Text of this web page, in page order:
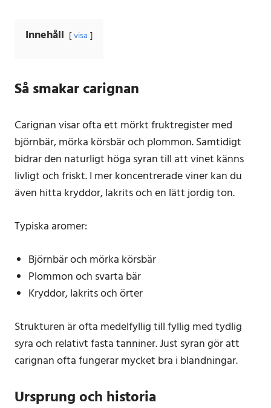
Innehåll visa
Så smakar carignan
Carignan visar ofta ett mörkt fruktregister med
björnbär, mörka körsbär och plommon. Samtidigt
bidrar den naturligt höga syran till att vinet känns
livligt och friskt. I mer koncentrerade viner kan du
även hitta kryddor, lakrits och en lätt jordig ton.
Typiska aromer:
Björnbär och mörka körsbär
Plommon och svarta bär
Kryddor, lakrits och örter
Strukturen är ofta medelfyllig till fyllig med tydlig
syra och relativt fasta tanniner. Just syran gör att
carignan ofta fungerar mycket bra i blandningar.
Ursprung och historia